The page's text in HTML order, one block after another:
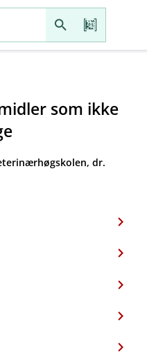
som ikke
dr.